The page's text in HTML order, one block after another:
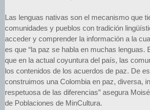
Las lenguas nativas son el mecanismo que
comunidades y pueblos con tradición
acceder y comprender la información a la
es que “la paz se habla en muchas lenguas.
que en la actual coyuntura del país, las
los contenidos de los acuerdos de paz. De
construimos una Colombia en paz, diversa,
respetuosa de las diferencias” asegura
de Poblaciones de MinCultura.